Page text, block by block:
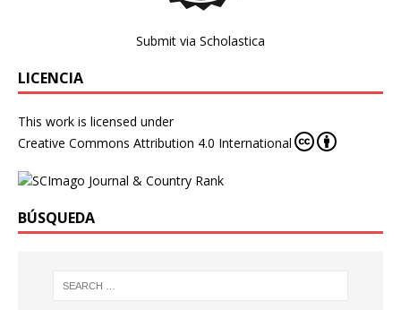
Submit via Scholastica
LICENCIA
This work is licensed under
Creative Commons Attribution 4.0 International
BÚSQUEDA